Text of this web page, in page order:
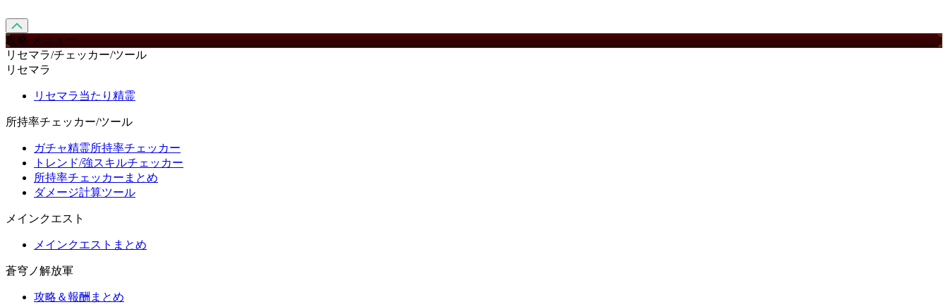
攻略 メニュー
リセマラ/チェッカー/ツール
リセマラ
リセマラ当たり精霊
所持率チェッカー/ツール
ガチャ精霊所持率チェッカー
トレンド/強スキルチェッカー
所持率チェッカーまとめ
ダメージ計算ツール
メインクエスト
メインクエストまとめ
蒼穹ノ解放軍
攻略＆報酬まとめ